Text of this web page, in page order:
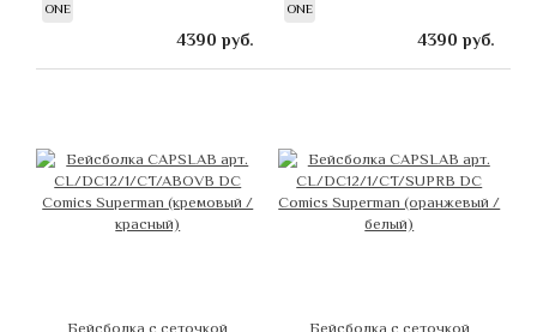
ONE
4390 руб.
ONE
4390 руб.
Бейсболка с сеточкой Бейсболка с сеточкой